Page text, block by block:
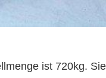
ist 720kg.